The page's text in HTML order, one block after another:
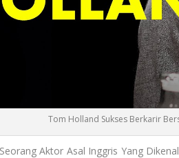
Tom Holland Sukses Berkarir
Aktor Asal Inggris Yang